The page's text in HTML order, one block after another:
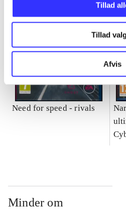
Tillad
Tillad
Afvis
Need for speed - rivals
Minder om